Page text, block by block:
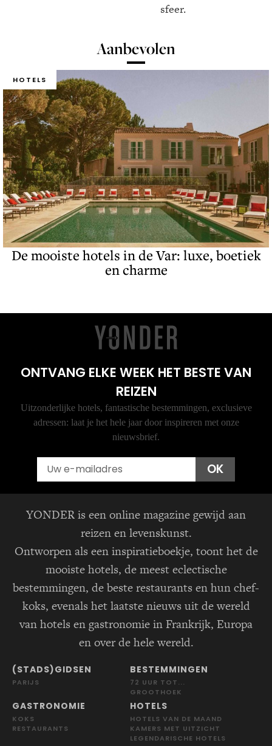
sfeer.
Aanbevolen
HOTELS
De mooiste hotels in de Var: luxe, boetiek
en charme
ONTVANG ELKE WEEK HET BESTE VAN
REIZEN
Uitzonderlijke hotels, fantastische bestemmingen, exclusieve
adressen: laat je het hele jaar door inspireren met onze
nieuwsbrief.
OK
YONDER is een online magazine gewijd aan
reizen en levenskunst.
Ontworpen als een inspiratieboekje, toont het de
mooiste hotels, de meest eclectische
bestemmingen, de beste restaurants en hun chef-
koks, evenals het laatste nieuws uit de wereld
van hotels en gastronomie in Frankrijk, Europa
en over de hele wereld.
(STADS)GIDSEN
PARIJS
BESTEMMINGEN
72 UUR TOT...
GROOTHOEK
GASTRONOMIE
KOKS
RESTAURANTS
HOTELS
HOTELS VAN DE MAAND
KAMERS MET UITZICHT
LEGENDARISCHE HOTELS